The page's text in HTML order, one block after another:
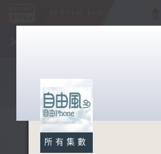
所有集數